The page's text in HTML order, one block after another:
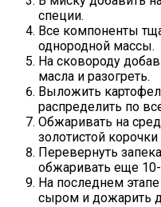
специи.
Все компоненты
однородной массы.
На сковороду
масла и разогреть.
Выложить
распределить по
Обжаривать на
золотистой корочки
Перевернуть
обжаривать еще
На последнем
сыром и дожарить